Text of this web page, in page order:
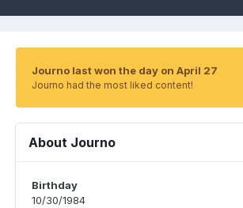
Journo last won the day on April 27
Journo had the most liked content!
About Journo
Birthday
10/30/1984